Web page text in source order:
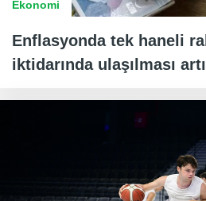
Ekonomi
Enflasyonda tek haneli
iktidarında ulaşılması